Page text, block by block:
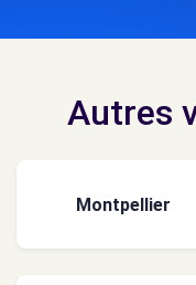
Autres
Montpellier